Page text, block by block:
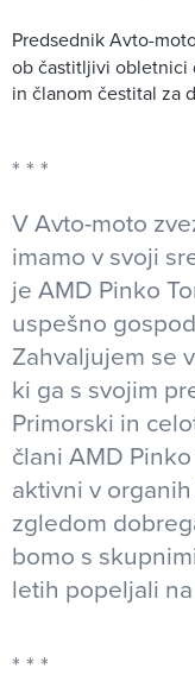
Predsednik Avto-
ob častitljivi obletnici
in članom čestital za
V Avto-moto
imamo v svoji
je AMD Pinko
uspešno
Zahvaljujem se
ki ga s svojim
Primorski in
člani AMD
aktivni v
zgledom
bomo s
letih popeljali